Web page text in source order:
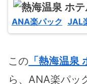
ANA楽パック JAL
この 「熱海温泉
ら、ANA楽パッ